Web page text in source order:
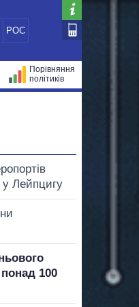
РОС
Порівняння
політиків
у Лейпцигу
100